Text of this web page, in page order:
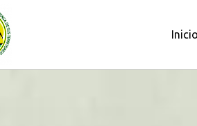
PETROLERO
Inicio